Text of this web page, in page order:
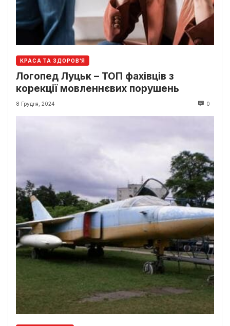
КРАСА ТА ЗДОРОВ'Я
Логопед Луцьк – ТОП фахівців з
корекції мовленнєвих порушень
8 Грудня, 2024 0